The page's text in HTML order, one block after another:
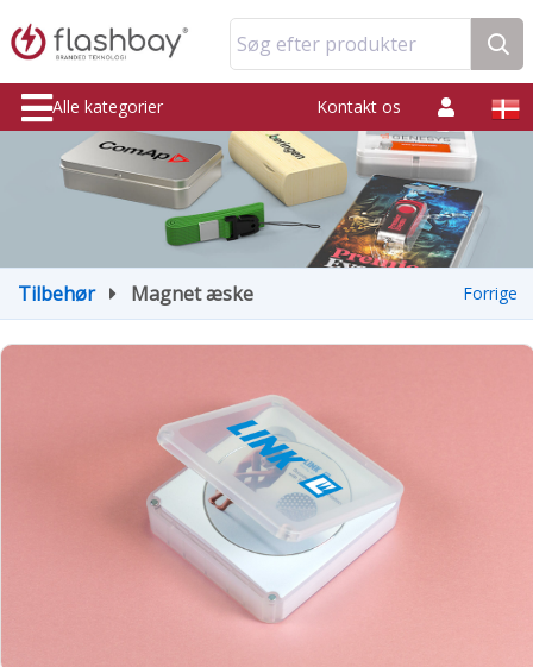
Søg efter produkter
Alle kategorier Kontakt os
Tilbehør Magnet æske Forrige